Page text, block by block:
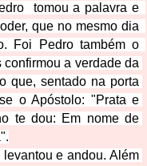
tomou a palavra e
que no mesmo dia
Foi Pedro também o
a verdade da
que, sentado na porta
o Apóstolo: "Prata e
te dou: Em nome de
e andou. Além